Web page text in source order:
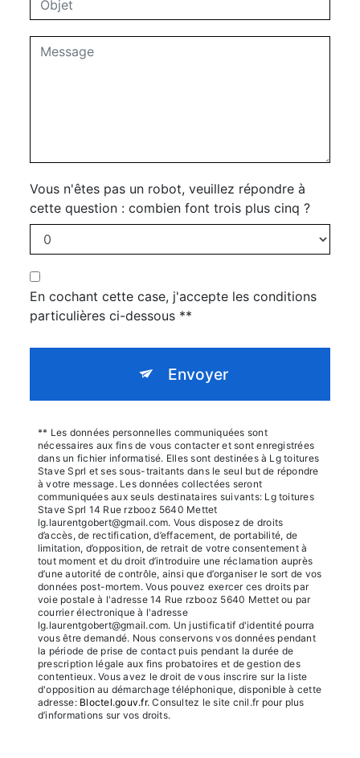
Vous n'êtes pas un robot, veuillez répondre à
cette question : combien font trois plus cinq ?
En cochant cette case, j'accepte les conditions
particulières ci-dessous **
Envoyer
** Les données personnelles communiquées sont
nécessaires aux fins de vous contacter et sont enregistrées
dans un fichier informatisé. Elles sont destinées à Lg toitures
Stave Sprl et ses sous-traitants dans le seul but de répondre
à votre message. Les données collectées seront
communiquées aux seuls destinataires suivants: Lg toitures
Stave Sprl 14 Rue rzbooz 5640 Mettet
lg.laurentgobert@gmail.com. Vous disposez de droits
d’accès, de rectification, d’effacement, de portabilité, de
limitation, d’opposition, de retrait de votre consentement à
tout moment et du droit d’introduire une réclamation auprès
d’une autorité de contrôle, ainsi que d’organiser le sort de vos
données post-mortem. Vous pouvez exercer ces droits par
voie postale à l'adresse 14 Rue rzbooz 5640 Mettet ou par
courrier électronique à l'adresse
lg.laurentgobert@gmail.com. Un justificatif d'identité pourra
vous être demandé. Nous conservons vos données pendant
la période de prise de contact puis pendant la durée de
prescription légale aux fins probatoires et de gestion des
contentieux. Vous avez le droit de vous inscrire sur la liste
d'opposition au démarchage téléphonique, disponible à cette
adresse: Bloctel.gouv.fr. Consultez le site cnil.fr pour plus
d’informations sur vos droits.